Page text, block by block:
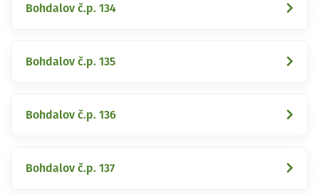
Bohdalov č.p. 134
Bohdalov č.p. 135
Bohdalov č.p. 136
Bohdalov č.p. 137